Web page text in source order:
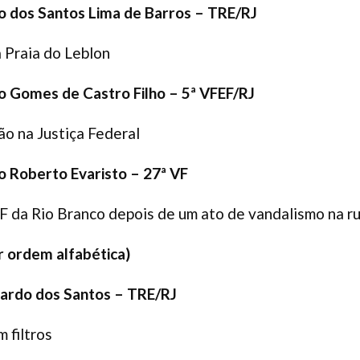
Santos Lima de Barros – TRE/RJ
do Leblon
de Castro Filho – 5ª VFEF/RJ
na Justiça Federal
Roberto Evaristo – 27ª VF
Rio Branco depois de um ato de vandalismo na
ordem alfabética)
dos Santos – TRE/RJ
filtros